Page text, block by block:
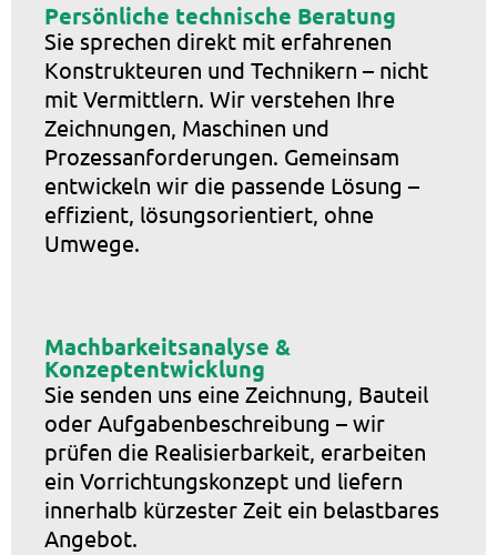
Persönliche technische Beratung
Sie sprechen direkt mit erfahrenen
Konstrukteuren und Technikern – nicht
mit Vermittlern. Wir verstehen Ihre
Zeichnungen, Maschinen und
Prozessanforderungen. Gemeinsam
entwickeln wir die passende Lösung –
effizient, lösungsorientiert, ohne
Umwege.
Machbarkeitsanalyse &
Konzeptentwicklung
Sie senden uns eine Zeichnung, Bauteil
oder Aufgabenbeschreibung – wir
prüfen die Realisierbarkeit, erarbeiten
ein Vorrichtungskonzept und liefern
innerhalb kürzester Zeit ein belastbares
Angebot.